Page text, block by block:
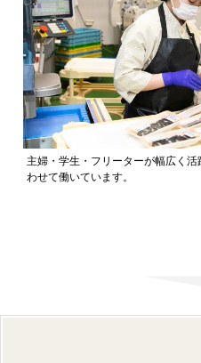
主婦・学生・フリーターが幅広く
わせて働いています。